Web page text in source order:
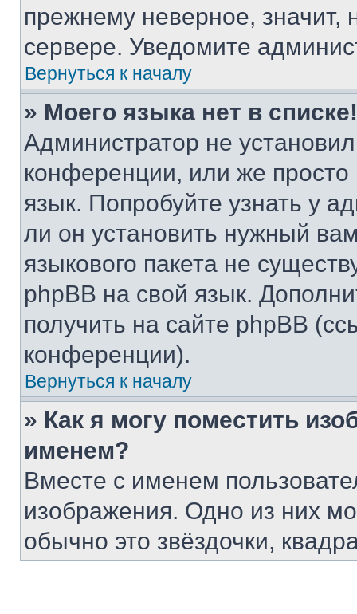
прежнему неверное, значит,
сервере. Уведомите
Вернуться к началу
» Моего языка нет в списке!
Администратор не
конференции, или же
язык. Попробуйте узнать у
ли он установить нужный
языкового пакета не
phpBB на свой язык.
получить на сайте phpBB
конференции).
Вернуться к началу
» Как я могу поместить
именем?
Вместе с именем
изображения. Одно из них
обычно это звёздочки,